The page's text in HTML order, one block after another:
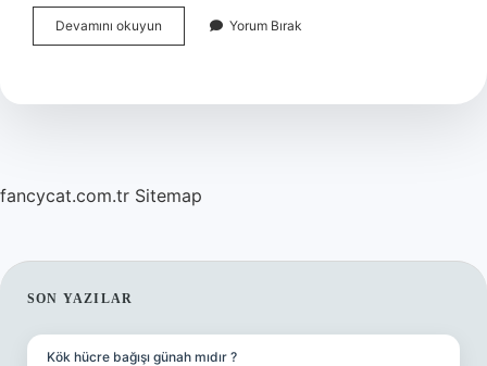
Devamını okuyun
şekeri
?
Yorum Bırak
fancycat.com.tr Sitemap
SIDEBAR
SON YAZILAR
Kök hücre bağışı günah mıdır ?